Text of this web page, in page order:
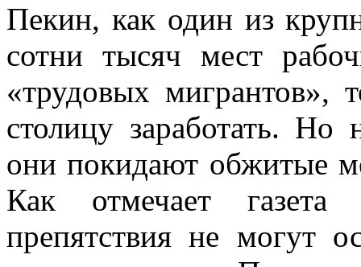
Пекин, как один из
сотни тысяч мест
«трудовых мигрантов»,
столицу заработать. Но
они покидают обжитые
Как отмечает
препятствия не могут